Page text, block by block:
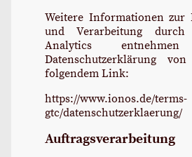
Weitere Informationen zur
und Verarbeitung durch
Analytics
Datenschutzerklärung
folgendem Link:
https://www.ionos.de/terms-
gtc/datenschutzerklaerung/
Auftragsverarbeitung